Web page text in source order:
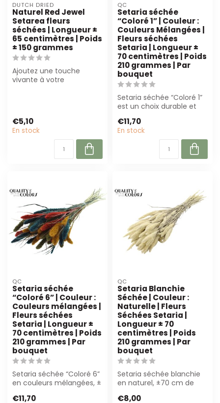
DUTCH DRIED
Naturel Red Jewel
Setarea fleurs
séchées | Longueur ±
65 centimètres | Poids
± 150 grammes
Ajoutez une touche
vivante à votre
€5,10
En stock
QC
Setaria séchée
“Coloré 1” | Couleur :
Couleurs Mélangées |
Fleurs séchées
Setaria | Longueur ±
70 centimètres | Poids
210 grammes | Par
bouquet
Setaria séchée “Coloré 1”
est un choix durable et
d'entretien po...
€11,70
En stock
QC
Setaria séchée
“Coloré 6” | Couleur :
Couleurs mélangées |
Fleurs séchées
Setaria | Longueur ±
70 centimètres | Poids
210 grammes | Par
bouquet
Setaria séchée “Coloré 6”
en couleurs mélangées, ±
Parfa...
€11,70
QC
Setaria Blanchie
Séchée | Couleur :
Naturelle | Fleurs
Séchées Setaria |
Longueur ± 70
centimètres | Poids
210 grammes | Par
bouquet
Setaria séchée blanchie
en naturel, ±70 cm de
Parfait po...
€8,00